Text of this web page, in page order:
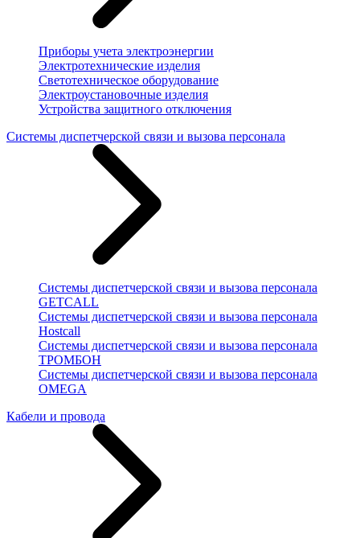
Приборы учета электроэнергии
Электротехнические изделия
Светотехническое оборудование
Электроустановочные изделия
Устройства защитного отключения
Системы диспетчерской связи и вызова персонала
Системы диспетчерской связи и вызова персонала
GETCALL
Системы диспетчерской связи и вызова персонала
Hostcall
Системы диспетчерской связи и вызова персонала
ТРОМБОН
Системы диспетчерской связи и вызова персонала
OMEGA
Кабели и провода